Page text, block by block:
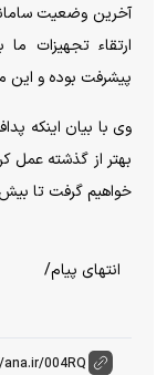
آخرین وضعیت
ارتقاء تجهیزات
پیشرفت بوده و
وی با بیان اینکه
بهتر از گذشته عمل
خواهیم گرفت تا
انتهای پیام/